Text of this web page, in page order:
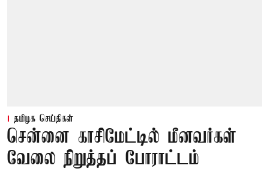
தமிழக செய்திகள்
சென்னை காசிமேட்டில் மீனவர்கள்
வேலை நிறுத்தப் போராட்டம்